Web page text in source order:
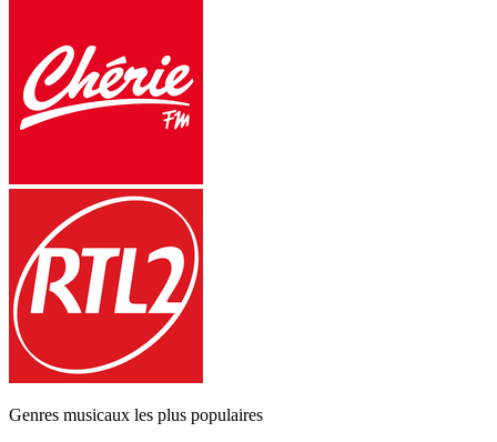
Genres musicaux les plus populaires